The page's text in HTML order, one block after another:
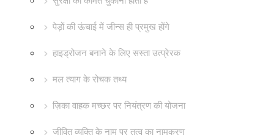
पेड़ों की ऊंचाई में जीन्स ही प्रमुख होंगे
हाइड्रोजन बनाने के लिए सस्ता उत्प्रेरक
मल त्याग के रोचक तथ्य
ज़िका वाहक मच्छर पर नियंत्रण की योजना
जीवित व्यक्ति के नाम पर तत्व का नामकरण